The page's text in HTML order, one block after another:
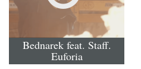
Bednarek feat. Staff.
Euforia